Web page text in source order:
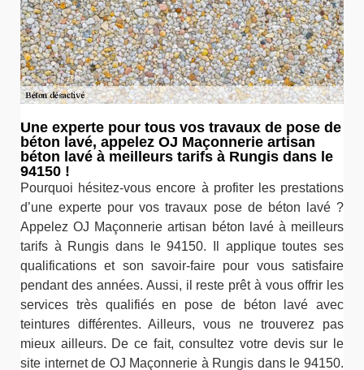
Une experte pour tous vos travaux de pose de
béton lavé, appelez OJ Maçonnerie artisan
béton lavé à meilleurs tarifs à Rungis dans le
94150 !
Pourquoi hésitez-vous encore à profiter les prestations
d’une experte pour vos travaux pose de béton lavé ?
Appelez OJ Maçonnerie artisan béton lavé à meilleurs
tarifs à Rungis dans le 94150. Il applique toutes ses
qualifications et son savoir-faire pour vous satisfaire
pendant des années. Aussi, il reste prêt à vous offrir les
services très qualifiés en pose de béton lavé avec
teintures différentes. Ailleurs, vous ne trouverez pas
mieux ailleurs. De ce fait, consultez votre devis sur le
site internet de OJ Maçonnerie à Rungis dans le 94150.